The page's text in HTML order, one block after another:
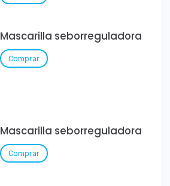
Mascarilla seborreguladora
Comprar
Mascarilla seborreguladora
Comprar